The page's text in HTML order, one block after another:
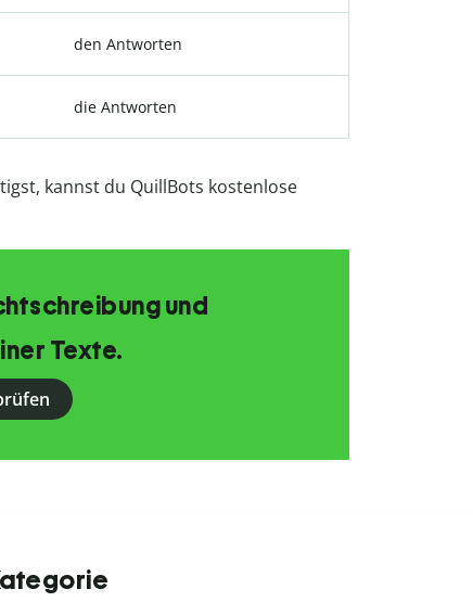
den Antworten
die Antworten
kannst du QuillBots kostenlose
und
Texte.